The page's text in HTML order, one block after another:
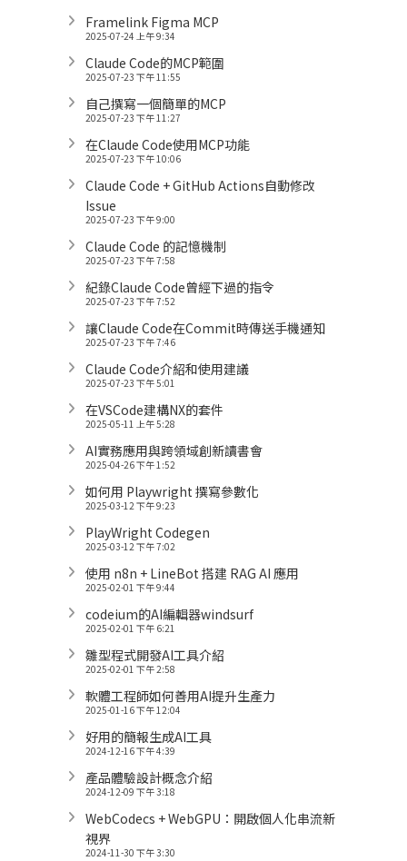
Framelink Figma MCP
2025-07-24 上午 9:34
Claude Code的MCP範圍
2025-07-23 下午 11:55
自己撰寫一個簡單的MCP
2025-07-23 下午 11:27
在Claude Code使用MCP功能
2025-07-23 下午 10:06
Claude Code + GitHub Actions自動修改
Issue
2025-07-23 下午 9:00
Claude Code 的記憶機制
2025-07-23 下午 7:58
紀錄Claude Code曾經下過的指令
2025-07-23 下午 7:52
讓Claude Code在Commit時傳送手機通知
2025-07-23 下午 7:46
Claude Code介紹和使用建議
2025-07-23 下午 5:01
在VSCode建構NX的套件
2025-05-11 上午 5:28
AI實務應用與跨領域創新讀書會
2025-04-26 下午 1:52
如何用 Playwright 撰寫參數化
2025-03-12 下午 9:23
PlayWright Codegen
2025-03-12 下午 7:02
使用 n8n + LineBot 搭建 RAG AI 應用
2025-02-01 下午 9:44
codeium的AI編輯器windsurf
2025-02-01 下午 6:21
雛型程式開發AI工具介紹
2025-02-01 下午 2:58
軟體工程師如何善用AI提升生產力
2025-01-16 下午 12:04
好用的簡報生成AI工具
2024-12-16 下午 4:39
產品體驗設計概念介紹
2024-12-09 下午 3:18
WebCodecs + WebGPU：開啟個人化串流新
視界
2024-11-30 下午 3:30